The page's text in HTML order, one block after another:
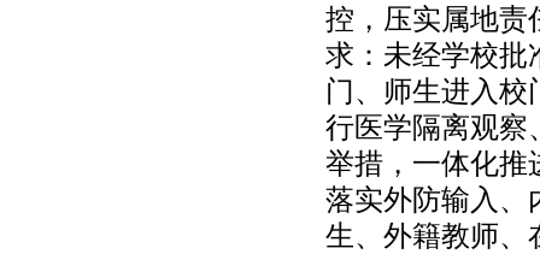
控，压实属地责
求：未经学校批
门、师生进入
行医学隔离观察
举措，一体化推
落实外防输入、
生、外籍教师、